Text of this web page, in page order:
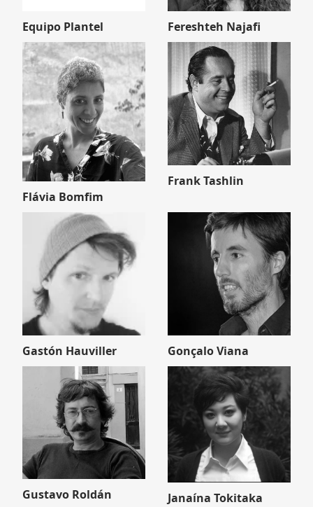
Equipo Plantel Fereshteh Najafi
Flávia Bomfim
Frank Tashlin
Gastón Hauviller Gonçalo Viana
Gustavo Roldán Janaína Tokitaka